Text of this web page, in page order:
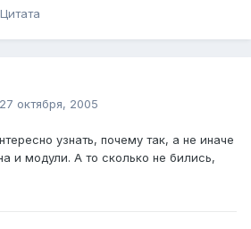
Цитата
27 октября, 2005
узнать, почему так, а не иначе
и модули. А то сколько не бились,